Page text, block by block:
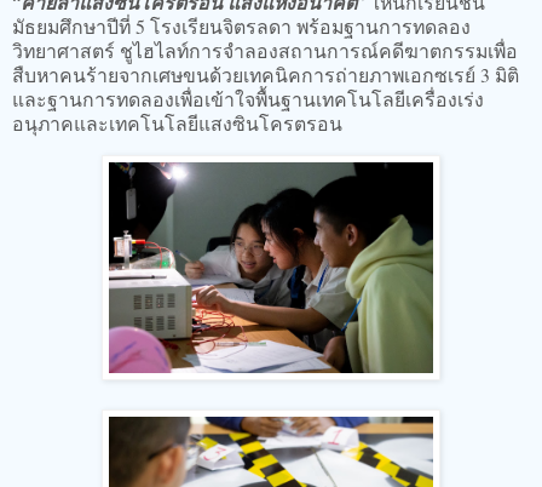
มัธยมศึกษาปีที่ 5 โรงเรียนจิตรลดา พร้อมฐานการทดลอง
วิทยาศาสตร์ ชูไฮไลท์การจำลองสถานการณ์คดีฆาตกรรมเพื่อ
สืบหาคนร้ายจากเศษขนด้วยเทคนิคการถ่ายภาพเอกซเรย์ 3 มิติ
และฐานการทดลองเพื่อเข้าใจพื้นฐานเทคโนโลยีเครื่องเร่ง
อนุภาคและเทคโนโลยีแสงซินโครตรอน